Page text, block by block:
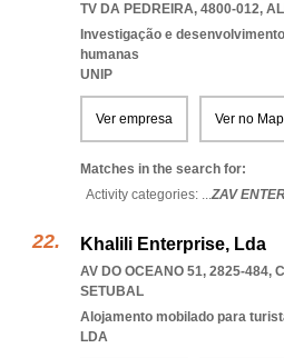
TV DA PEDREIRA, 4800-012,
Investigação e
humanas
UNIP
Ver empresa Ver no
Matches in the search for:
Activity categories: ...ZAV
Khalili Enterprise, Lda
AV DO OCEANO 51, 2825-484,
SETUBAL
Alojamento mobilado para
LDA